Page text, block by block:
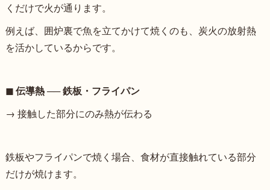
くだけで火が通ります。
例えば、囲炉裏で魚を立てかけて焼くのも、炭火の放射熱
を活かしているからです。
◼︎ 伝導熱 ── 鉄板・フライパン
→ 接触した部分にのみ熱が伝わる
鉄板やフライパンで焼く場合、食材が直接触れている部分
だけが焼けます。